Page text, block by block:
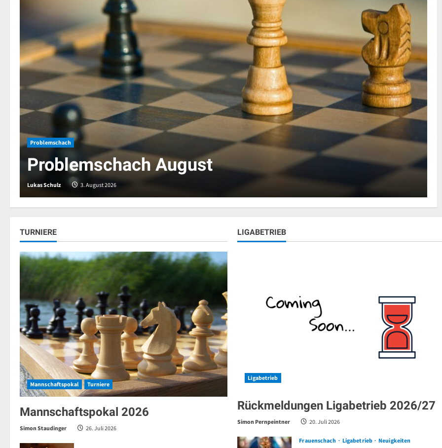
Neuigkeiten
Bayern beim Schachgipfel in Dresden
Roland 27. Juli 2026
TURNIERE
Mannschaftspokal Turniere
Mannschaftspokal 2026
Simon Staudinger 26. Juli 2026
LIGABETRIEB
Ligabetrieb
Rückmeldungen Ligabetrieb 2026/27
Simon Pernpeintner 20. Juli 2026
Frauenschach Ligabetrieb Neuigkeiten